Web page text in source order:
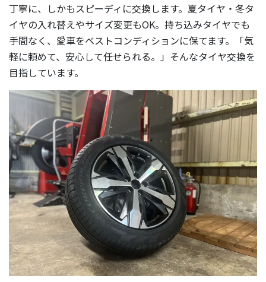
丁寧に、しかもスピーディに交換します。夏タイヤ・冬タ
イヤの入れ替えやサイズ変更もOK。持ち込みタイヤでも
手間なく、愛車をベストコンディションに保てます。「気
軽に頼めて、安心して任せられる。」そんなタイヤ交換を
目指しています。